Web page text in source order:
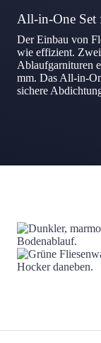
All-in-One Set
Der Einbau von
wie effizient.
Ablaufgarnituren
mm. Das All-in-
sichere